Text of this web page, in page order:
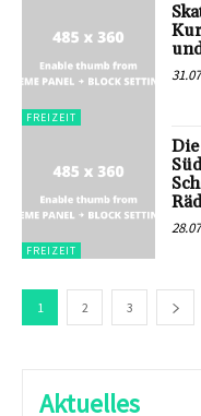
FREIZEIT
FREIZEIT
1 2 3
Aktuelles